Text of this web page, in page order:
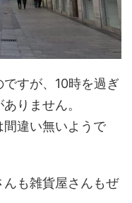
すが、10時を過ぎ
りません。
違い無いようで
も雑貨屋さんもぜ